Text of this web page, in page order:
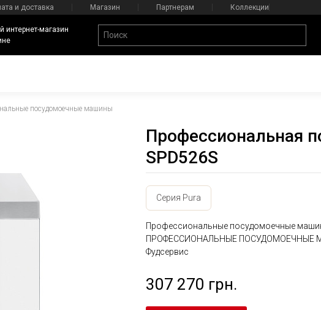
и доставка Магазин Партнерам Коллекции
интернет-магазин
посудомоечные машины
Профессиональная
SPD526S
Серия Pura
Профессиональные посудомоечные
ПРОФЕССИОНАЛЬНЫЕ ПОСУДОМОЕЧНЫЕ
Фудсервис
307 270 грн.